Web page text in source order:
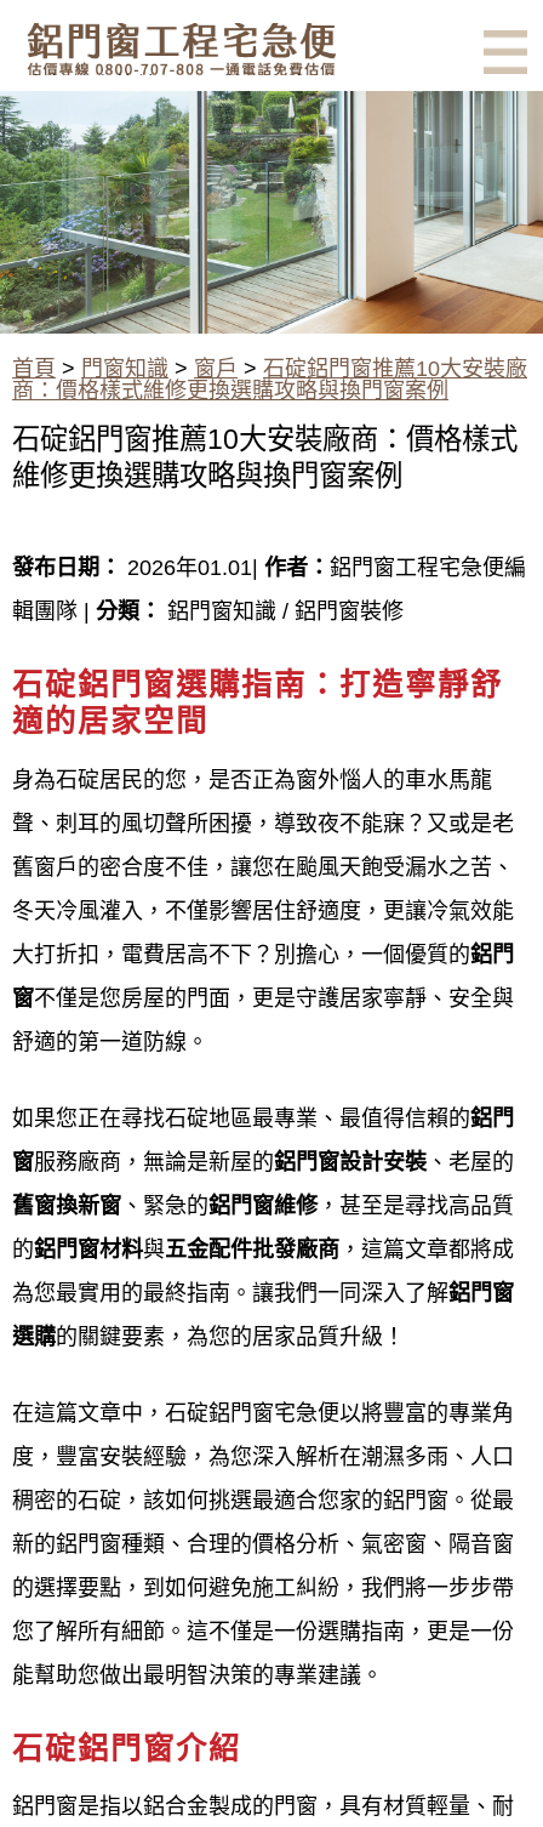
有鋁門窗的結露、隔熱、隔音問
題？找我們就對了！估價專線
0800-707-808
石碇鋁門窗推薦10大安裝廠商：
價格樣式維修更換選購攻略與換
門窗案例
首頁 > 門窗知識 > 窗戶 > 石碇鋁門窗推薦10大安裝廠
商：價格樣式維修更換選購攻略與換門窗案例
石碇鋁門窗推薦10大安裝廠商：價格樣式
維修更換選購攻略與換門窗案例
石碇鋁窗安裝價錢,石碇鋁窗施工流程圖,石碇門窗工程
施工要領,石碇鋁門窗工程施工品質管理標準,石碇鋁窗
間,石碇窗框安裝,石碇鋁門窗,石碇铝窗,石碇門窗,石碇
鋁窗價格,石碇鋁門框價格,石碇陽台鋁門窗價格,石碇
鋁窗包框價格,石碇窗戶安裝,石碇鋁門窗報價,石碇鋁
門窗估價,石碇鋁門窗價錢,石碇鋁門窗價格查詢,石碇
氣密窗安裝,鋁門窗石碇ptt,石碇鋁門窗維修,石碇鋁門
窗推薦,石碇門窗行,石碇附近鋁門窗,石碇氣密窗,石碇
铝門,石碇玻璃門窗,石碇氣密門,石碇氣密窗品牌排名,
石碇傳統鋁門價格,石碇落地鋁門窗價格,石碇現成鋁窗
價格,石碇700型鋁門價格,石碇客廳落地門價格,石碇房
窗價格ptt,石碇鋁門窗樣式,石碇鋁門窗價格,石碇舊鋁
窗改氣密窗價格,石碇陽台鋁門窗樣式,石碇鋁門窗材料
規格,石碇落地鋁門窗樣式,石碇客廳鋁門窗樣式,石碇
鋁門窗樣式價格,石碇廚房鋁門窗樣式,石碇鋁門窗款
式,石碇鋁門窗顏色,石碇現成鋁窗尺寸,石碇陽台鋁窗
價格,石碇氣密窗價格,石碇氣密窗推薦,石碇鋁門樣式,
石碇鋁門窗五金材料,石碇鋁門窗五金材料行,鋁門窗材
料行石碇,石碇專業鋁門窗五金,石碇鋁門窗輪子哪裡
買,鋁門窗五金材料行石碇,石碇鋁材料行,石碇鋁門窗
配件,石碇鋁門窗材料行,石碇鋁窗五金,石碇鋁管材料
行,石碇紗窗材料哪裡買,石碇鋁料,石碇鋁門窗材料哪
裡買,石碇鋁材行,石碇鋁門窗材料批發,鋁門窗維修石
碇,石碇修理鋁門窗價格,石碇鋁門窗軌道修理,石碇鋁
換紗窗價格,石碇紗窗修理價格,石碇紗窗更換價格,石
碇窗戶玻璃更換價格
發布日期： 2026年01.01| 作者： 鋁門窗工程宅急便編
輯團隊 | 分類： 鋁門窗知識 / 鋁門窗裝修
石碇鋁門窗選購指南：打造寧靜舒
適的居家空間
身為石碇居民的您，是否正為窗外惱人的車水馬龍
聲、刺耳的風切聲所困擾，導致夜不能寐？又或是老
舊窗戶的密合度不佳，讓您在颱風天飽受漏水之苦、
冬天冷風灌入，不僅影響居住舒適度，更讓冷氣效能
大打折扣，電費居高不下？別擔心，一個優質的鋁門
窗不僅是您房屋的門面，更是守護居家寧靜、安全與
舒適的第一道防線。
如果您正在尋找石碇地區最專業、最值得信賴的鋁門
窗服務廠商，無論是新屋的鋁門窗設計安裝 、老屋的
舊窗換新窗 、緊急的鋁門窗維修，甚至是尋找高品質
的鋁門窗材料與五金配件批發廠商 ，這篇文章都將成
為您最實用的最終指南。讓我們一同深入了解鋁門窗
選購的關鍵要素，為您的居家品質升級！
在這篇文章中，石碇鋁門窗宅急便以將豐富的專業角
度，豐富安裝經驗，為您深入解析在潮濕多雨、人口
稠密的石碇，該如何挑選最適合您家的鋁門窗。從最
新的鋁門窗種類、合理的價格分析、氣密窗、隔音窗
的選擇要點，到如何避免施工糾紛，我們將一步步帶
您了解所有細節。這不僅是一份選購指南，更是一份
能幫助您做出最明智決策的專業建議。
石碇鋁門窗介紹
鋁門窗是指以鋁合金製成的門窗，具有材質輕量、耐